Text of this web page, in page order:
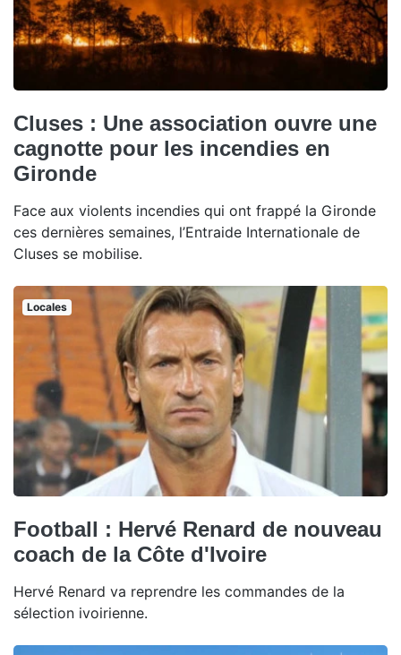
Cluses : Une association ouvre une
cagnotte pour les incendies en
Gironde
Face aux violents incendies qui ont frappé la Gironde
ces dernières semaines, l’Entraide Internationale de
Cluses se mobilise.
Locales
Football : Hervé Renard de nouveau
coach de la Côte d'Ivoire
Hervé Renard va reprendre les commandes de la
sélection ivoirienne.